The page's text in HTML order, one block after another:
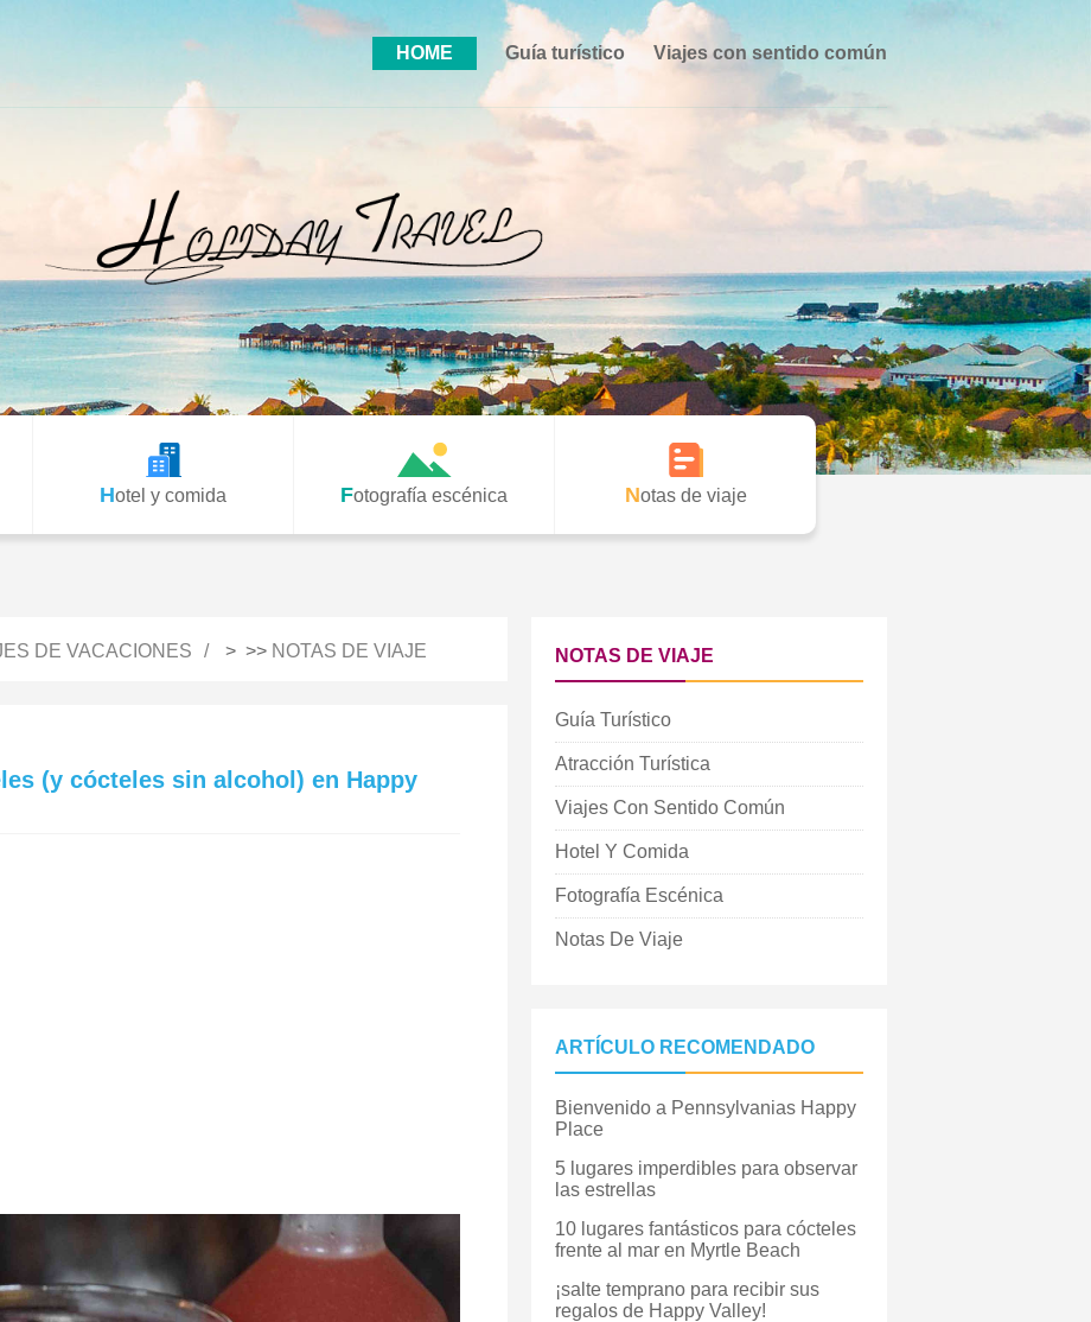
HOME Guía turístico Viajes con sentido común
Hotel y comida Fotografía escénica Notas de viaje
DE VACACIONES > >> NOTAS DE VIAJE
(y cócteles sin alcohol) en Happy
NOTAS DE VIAJE
Guía Turístico
Atracción Turística
Viajes Con Sentido Común
Hotel Y Comida
Fotografía Escénica
Notas De Viaje
ARTÍCULO RECOMENDADO
Bienvenido a Pennsylvanias Happy
Place
5 lugares imperdibles para observar
las estrellas
10 lugares fantásticos para cócteles
frente al mar en Myrtle Beach
¡salte temprano para recibir sus
regalos de Happy Valley!